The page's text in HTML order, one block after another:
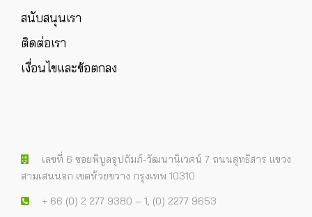
สนับสนุนเรา
ติดต่อเรา
เงื่อนไขและข้อตกลง
เลขที่ 6 ซอยพิบูลอุปถัมภ์-วัฒนานิเวศน์ 7 ถนนสุทธิสาร แขวง
สามเสนนอก เขตห้วยขวาง กรุงเทพ 10310
+ 66 (0) 2 277 9380 – 1, (0) 2277 9653